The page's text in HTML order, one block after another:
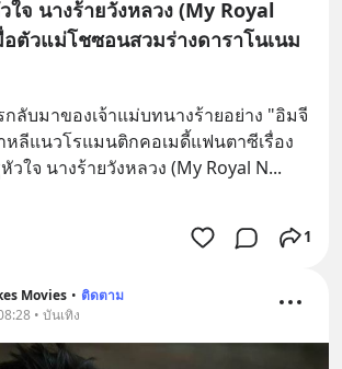
ใจ นางร้ายวังหลวง (My Royal
ตัวแม่โชซอนสวมร่างดาราโนเนม
ลับมาของเจ้าแม่บทนางร้ายอย่าง "อิมจี
หลีแนวโรแมนติกคอเมดี้แฟนตาซีเรื่อง
ใจ นางร้ายวังหลวง (My Royal N
1
Movies • ติดตาม
• บันเทิง